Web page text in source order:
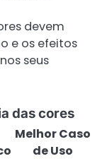
devem
e os efeitos
seus
das cores
Melhor Caso
de Uso